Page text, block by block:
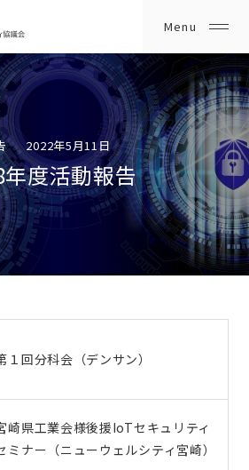
2022年5月11日
度活動報告
１回分科会（デンサン）
崎県工業会様後援IoTセキュリティ
ミナー（ニューウェルシティ宮崎）